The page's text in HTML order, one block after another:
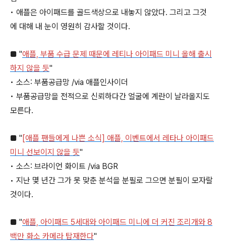
• 애플은 아이패드를 골드색상으로 내놓지 않았다. 그리고 그것
에 대해 내 눈이 영원히 감사할 것이다.
■ "애플, 부품 수급 문제 때문에 레티나 아이패드 미니 올해 출시
하지 않을 듯"
• 소스: 부품공급망 /via 애플인사이더
• 부품공급망을 전적으로 신뢰하다간 얼굴에 계란이 날라올지도
모른다.
■ " [애플 팬들에게 나쁜 소식] 애플, 이벤트에서 레타나 아이패드
미니 선보이지 않을 듯"
• 소스: 브라이언 화이트 /via BGR
• 지난 몇 년간 그가 못 맞춘 분석을 분필로 그으면 분필이 모자랄
것이다.
■ "애플, 아이패드 5세대와 아이패드 미니에 더 커진 조리개와 8
백만 화소 카메라 탑재한다"